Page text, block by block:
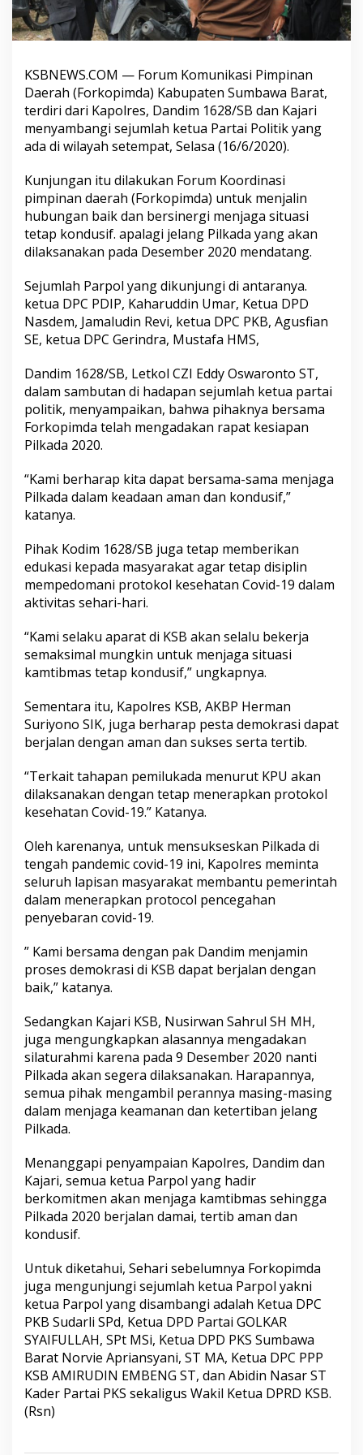
KSBNEWS.COM — Forum Komunikasi Pimpinan
Daerah (Forkopimda) Kabupaten Sumbawa Barat,
terdiri dari Kapolres, Dandim 1628/SB dan Kajari
menyambangi sejumlah ketua Partai Politik yang
ada di wilayah setempat, Selasa (16/6/2020).
Kunjungan itu dilakukan Forum Koordinasi
pimpinan daerah (Forkopimda) untuk menjalin
hubungan baik dan bersinergi menjaga situasi
tetap kondusif. apalagi jelang Pilkada yang akan
dilaksanakan pada Desember 2020 mendatang.
Sejumlah Parpol yang dikunjungi di antaranya.
ketua DPC PDIP, Kaharuddin Umar, Ketua DPD
Nasdem, Jamaludin Revi, ketua DPC PKB, Agusfian
SE, ketua DPC Gerindra, Mustafa HMS,
Dandim 1628/SB, Letkol CZI Eddy Oswaronto ST,
dalam sambutan di hadapan sejumlah ketua partai
politik, menyampaikan, bahwa pihaknya bersama
Forkopimda telah mengadakan rapat kesiapan
Pilkada 2020.
“Kami berharap kita dapat bersama-sama menjaga
Pilkada dalam keadaan aman dan kondusif,”
katanya.
Pihak Kodim 1628/SB juga tetap memberikan
edukasi kepada masyarakat agar tetap disiplin
mempedomani protokol kesehatan Covid-19 dalam
aktivitas sehari-hari.
“Kami selaku aparat di KSB akan selalu bekerja
semaksimal mungkin untuk menjaga situasi
kamtibmas tetap kondusif,” ungkapnya.
Sementara itu, Kapolres KSB, AKBP Herman
Suriyono SIK, juga berharap pesta demokrasi dapat
berjalan dengan aman dan sukses serta tertib.
“Terkait tahapan pemilukada menurut KPU akan
dilaksanakan dengan tetap menerapkan protokol
kesehatan Covid-19.” Katanya.
Oleh karenanya, untuk mensukseskan Pilkada di
tengah pandemic covid-19 ini, Kapolres meminta
seluruh lapisan masyarakat membantu pemerintah
dalam menerapkan protocol pencegahan
penyebaran covid-19.
” Kami bersama dengan pak Dandim menjamin
proses demokrasi di KSB dapat berjalan dengan
baik,” katanya.
Sedangkan Kajari KSB, Nusirwan Sahrul SH MH,
juga mengungkapkan alasannya mengadakan
silaturahmi karena pada 9 Desember 2020 nanti
Pilkada akan segera dilaksanakan. Harapannya,
semua pihak mengambil perannya masing-masing
dalam menjaga keamanan dan ketertiban jelang
Pilkada.
Menanggapi penyampaian Kapolres, Dandim dan
Kajari, semua ketua Parpol yang hadir
berkomitmen akan menjaga kamtibmas sehingga
Pilkada 2020 berjalan damai, tertib aman dan
kondusif.
Untuk diketahui, Sehari sebelumnya Forkopimda
juga mengunjungi sejumlah ketua Parpol yakni
ketua Parpol yang disambangi adalah Ketua DPC
PKB Sudarli SPd, Ketua DPD Partai GOLKAR
SYAIFULLAH, SPt MSi, Ketua DPD PKS Sumbawa
Barat Norvie Apriansyani, ST MA, Ketua DPC PPP
KSB AMIRUDIN EMBENG ST, dan Abidin Nasar ST
Kader Partai PKS sekaligus Wakil Ketua DPRD KSB.
(Rsn)